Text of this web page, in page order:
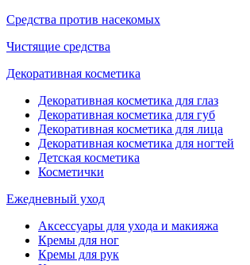
Средства против насекомых
Чистящие средства
Декоративная косметика
Декоративная косметика для глаз
Декоративная косметика для губ
Декоративная косметика для лица
Декоративная косметика для ногтей
Детская косметика
Косметички
Ежедневный уход
Аксессуары для ухода и макияжа
Кремы для ног
Кремы для рук